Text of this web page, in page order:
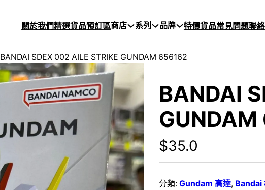
關於我們精選貨品預訂區商店 系列 品牌 特價貨品常見問題聯
BANDAI SDEX 002 AILE STRIKE GUNDAM 656162
BANDAI
$35.0
分類: Gundam 高達, Bandai